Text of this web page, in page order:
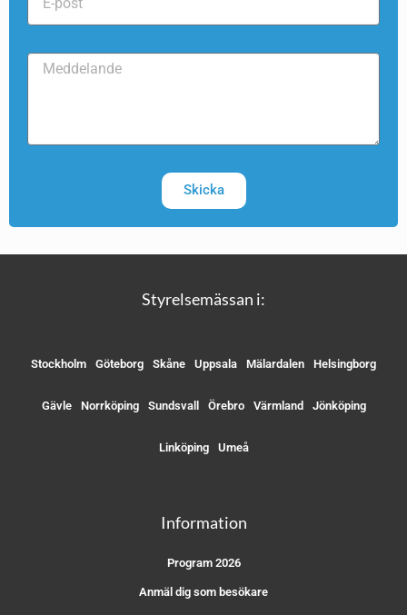
Skicka
Styrelsemässan i:
Stockholm Göteborg Skåne Uppsala Mälardalen Helsingborg
Gävle Norrköping Sundsvall Örebro Värmland Jönköping
Linköping Umeå
Information
Program 2026
Anmäl dig som besökare